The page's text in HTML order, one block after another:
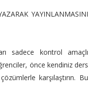
YAYINLANMASINI
sadece kontrol amaçlı
önce kendiniz ders
karşılaştırın. Bu